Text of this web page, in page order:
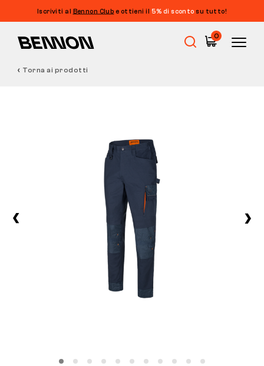
Iscriviti al Bennon Club e ottieni il 5% di sconto su tutto!
0
Calzature casual
Torna ai prodotti